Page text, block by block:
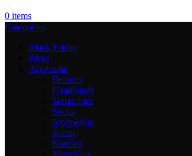
0 items
Categories
Black Friday
Pareo
Αξεσουάρ
Beanies
Headbands
Scrunchies
Socks
Δαχτυλίδια
Ζώνες
Καπέλα
Μαντήλια